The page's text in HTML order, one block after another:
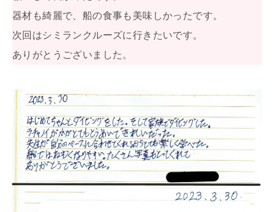
器材も綺麗で、船の食事も美味しかったです。
次回はシミランクルーズに行きたいです。
ありがとうございました。